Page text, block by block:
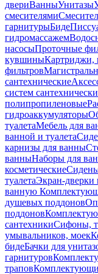
двериВанныУнитазы
смесителями
гарнитурыБиде
гидромассажем
насосыПроточные
кувшиныКартриджи,
фильтров
сантехнические
систем
полипропиленовые
гидроаккумуляторы
туалетаМебель для
ванной и туалета
карнизы для ванны
ванныНаборы для
косметические
туалетаЭкран-дверки
ванную
душевых поддонов
поддонов
сантехникиСифоны,
умывальников, моек
бидеБачки для
гарнитуров
трапов